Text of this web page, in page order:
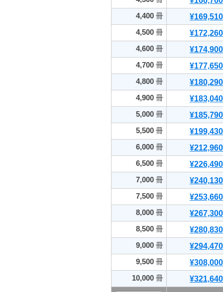
4,400 冊
¥169,510
4,500 冊
¥172,260
4,600 冊
¥174,900
4,700 冊
¥177,650
4,800 冊
¥180,290
4,900 冊
¥183,040
5,000 冊
¥185,790
5,500 冊
¥199,430
6,000 冊
¥212,960
6,500 冊
¥226,490
7,000 冊
¥240,130
7,500 冊
¥253,660
8,000 冊
¥267,300
8,500 冊
¥280,830
9,000 冊
¥294,470
9,500 冊
¥308,000
10,000 冊 ¥321,640